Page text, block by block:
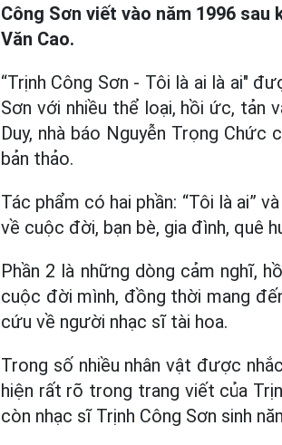
Công Sơn viết vào năm 1996
Văn Cao.
“Trịnh Công Sơn - Tôi là ai là ai"
Sơn với nhiều thể loại, hồi ức, tản
Duy, nhà báo Nguyễn Trọng
bản thảo.
Tác phẩm có hai phần: “Tôi là ai”
về cuộc đời, bạn bè, gia đình, quê
Phần 2 là những dòng cảm nghĩ,
cuộc đời mình, đồng thời mang
cứu về người nhạc sĩ tài hoa.
Trong số nhiều nhân vật được
hiện rất rõ trong trang viết của
còn nhạc sĩ Trịnh Công Sơn sinh